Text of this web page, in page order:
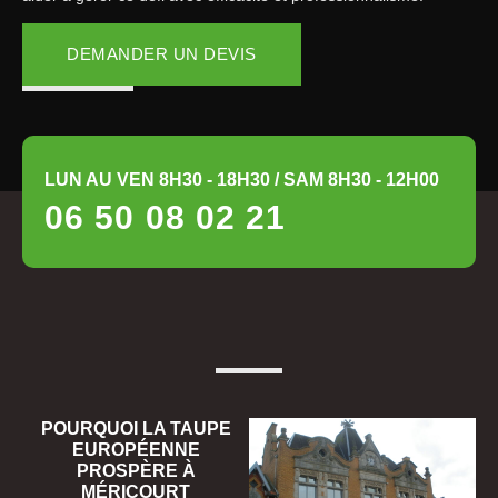
DEMANDER UN DEVIS
LUN AU VEN 8H30 - 18H30 / SAM 8H30 - 12H00
06 50 08 02 21
POURQUOI LA TAUPE
EUROPÉENNE
PROSPÈRE À
MÉRICOURT